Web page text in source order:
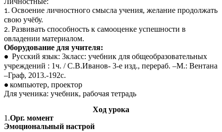
Освоение личностного смысла учения, желание продолжать
свою учёбу.
Развивать способность к самооценке успешности в
овладении материалом.
Оборудование для учителя:
Русский язык: 3класс: учебник для общеобразовательных
учреждений : 1ч. / С.В.Иванов- 3-е изд., перераб. –М.: Вентана
–Граф, 2013.-192с.
компьютер, проектор
Для ученика: учебник, рабочая тетрадь
Ход урока
1.Орг. момент
Эмоциональный настрой